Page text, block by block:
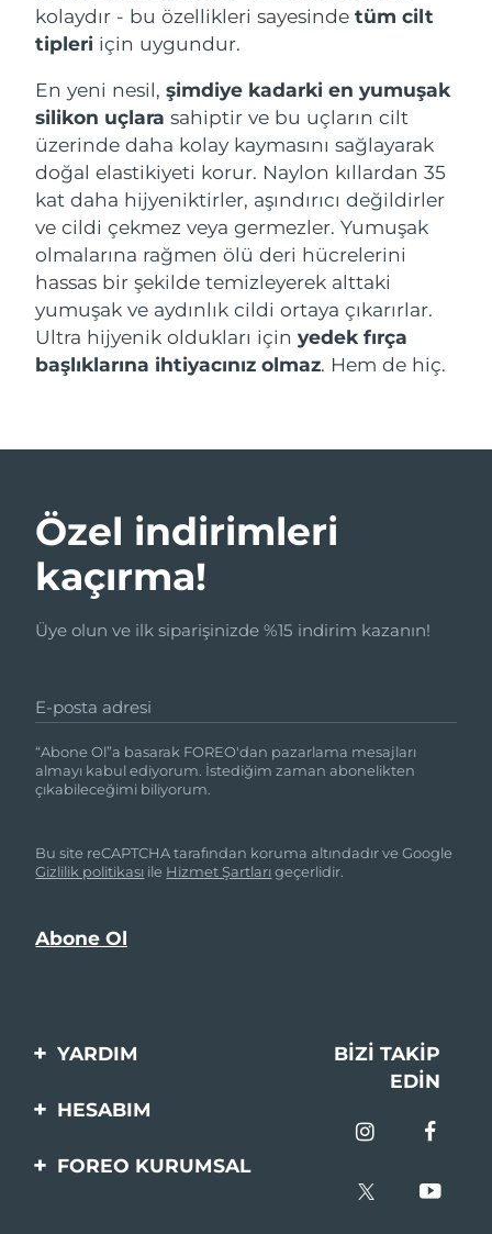
kolaydır - bu özellikleri sayesindetüm cilt
tipleri için uygundur.
En yeni nesil,şimdiye kadarki en yumuşak
silikon uçlara sahiptir ve bu uçların cilt
üzerinde daha kolay kaymasını sağlayarak
doğal elastikiyeti korur. Naylon kıllardan 35
kat daha hijyeniktirler, aşındırıcı değildirler
ve cildi çekmez veya germezler. Yumuşak
olmalarına rağmen ölü deri hücrelerini
hassas bir şekilde temizleyerek alttaki
yumuşak ve aydınlık cildi ortaya çıkarırlar.
Ultra hijyenik oldukları içinyedek fırça
başlıklarına ihtiyacınız olmaz. Hem de hiç.
Özel indirimleri
kaçırma!
Üye olun ve ilk siparişinizde %15 indirim kazanın!
E-posta adresi
“Abone Ol”a basarak FOREO'dan pazarlama mesajları
almayı kabul ediyorum. İstediğim zaman abonelikten
çıkabileceğimi biliyorum.
Bu site reCAPTCHA tarafından koruma altındadır ve Google
Gizlilik politikası ile Hizmet Şartlarıgeçerlidir.
YARDIM
Bi̇zi̇mle İleti̇şi̇me Geçi̇n
BIZI TAKIP
EDIN
HESABIM
Ürün Kaydı
FOREO KURUMSAL